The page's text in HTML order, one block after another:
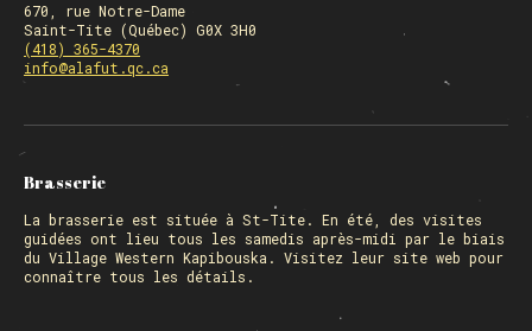
670, rue Notre-Dame
Saint-Tite (Québec) G0X 3H0
(418) 365-4370
info@alafut.qc.ca
Brasserie
La brasserie est située à St-Tite. En été, des visites
guidées ont lieu tous les samedis après-midi par le biais
du Village Western Kapibouska. Visitez leur site web pour
connaître tous les détails.